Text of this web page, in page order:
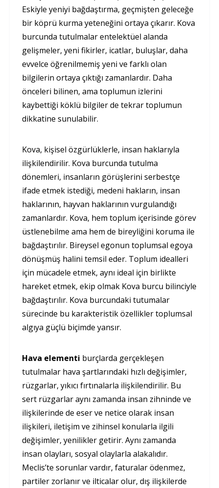
Eskiyle yeniyi bağdaştırma, geçmişten geleceğe
bir köprü kurma yeteneğini ortaya çıkarır. Kova
burcunda tutulmalar entelektüel alanda
gelişmeler, yeni fikirler, icatlar, buluşlar, daha
evvelce öğrenilmemiş yeni ve farklı olan
bilgilerin ortaya çıktığı zamanlardır. Daha
önceleri bilinen, ama toplumun izlerini
kaybettiği köklü bilgiler de tekrar toplumun
dikkatine sunulabilir.
Kova, kişisel özgürlüklerle, insan haklarıyla
ilişkilendirilir. Kova burcunda tutulma
dönemleri, insanların görüşlerini serbestçe
ifade etmek istediği, medeni hakların, insan
haklarının, hayvan haklarının vurgulandığı
zamanlardır. Kova, hem toplum içerisinde görev
üstlenebilme ama hem de bireyliğini koruma ile
bağdaştırılır. Bireysel egonun toplumsal egoya
dönüşmüş halini temsil eder. Toplum idealleri
için mücadele etmek, aynı ideal için birlikte
hareket etmek, ekip olmak Kova burcu bilinciyle
bağdaştırılır. Kova burcundaki tutumalar
sürecinde bu karakteristik özellikler toplumsal
algıya güçlü biçimde yansır.
Hava elementi burçlarda gerçekleşen
tutulmalar hava şartlarındaki hızlı değişimler,
rüzgarlar, yıkıcı fırtınalarla ilişkilendirilir. Bu
sert rüzgarlar aynı zamanda insan zihninde ve
ilişkilerinde de eser ve netice olarak insan
ilişkileri, iletişim ve zihinsel konularla ilgili
değişimler, yenilikler getirir. Aynı zamanda
insan olayları, sosyal olaylarla alakalıdır.
Meclis’te sorunlar vardır, faturalar ödenmez,
partiler zorlanır ve ilticalar olur, dış ilişkilerde